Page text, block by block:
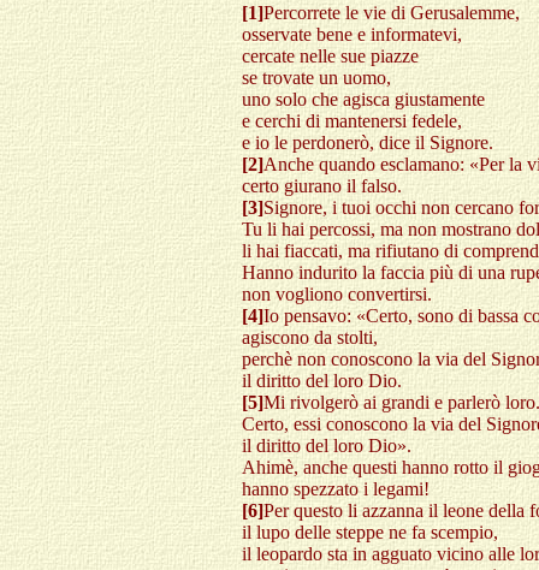
[1]Percorrete le vie di Gerusalemme,
osservate bene e informatevi,
cercate nelle sue piazze
se trovate un uomo,
uno solo che agisca giustamente
e cerchi di mantenersi fedele,
e io le perdonerò, dice il Signore.
[2]Anche quando esclamano: «Per la
certo giurano il falso.
[3]Signore, i tuoi occhi non cercano
Tu li hai percossi, ma non mostrano
li hai fiaccati, ma rifiutano di
Hanno indurito la faccia più di una
non vogliono convertirsi.
[4]Io pensavo: «Certo, sono di bassa
agiscono da stolti,
perchè non conoscono la via del
il diritto del loro Dio.
[5]Mi rivolgerò ai grandi e parlerò loro.
Certo, essi conoscono la via del
il diritto del loro Dio».
Ahimè, anche questi hanno rotto il
hanno spezzato i legami!
[6]Per questo li azzanna il leone della
il lupo delle steppe ne fa scempio,
il leopardo sta in agguato vicino alle